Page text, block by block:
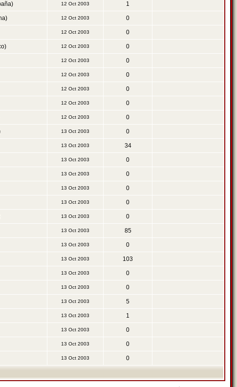
12 Oct 2003 1
12 Oct 2003 0
12 Oct 2003 0
12 Oct 2003 0
12 Oct 2003 0
12 Oct 2003 0
12 Oct 2003 0
12 Oct 2003 0
12 Oct 2003 0
13 Oct 2003 0
13 Oct 2003 34
13 Oct 2003 0
13 Oct 2003 0
13 Oct 2003 0
13 Oct 2003 0
13 Oct 2003 0
13 Oct 2003 85
13 Oct 2003 0
13 Oct 2003 103
13 Oct 2003 0
13 Oct 2003 0
13 Oct 2003 5
13 Oct 2003 1
13 Oct 2003 0
13 Oct 2003 0
13 Oct 2003 0